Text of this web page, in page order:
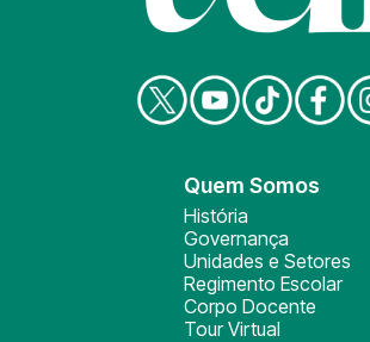
Quem Somos
História
Governança
Unidades e Setores
Regimento Escolar
Corpo Docente
Tour Virtual